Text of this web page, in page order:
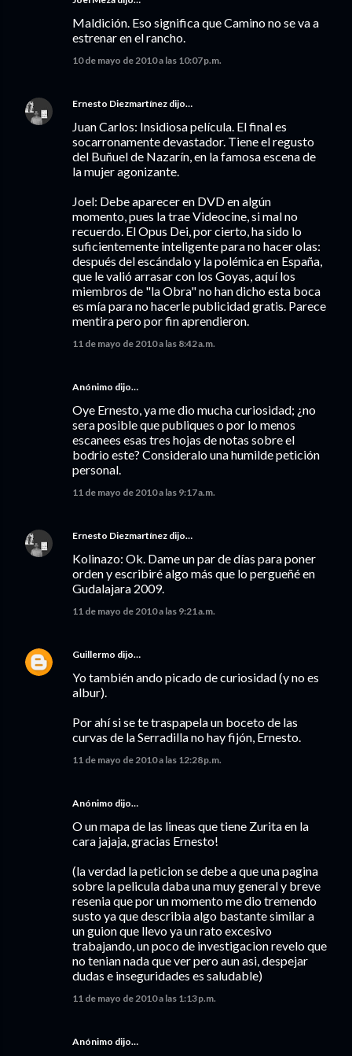
Maldición. Eso significa que Camino no se va a
estrenar en el rancho.
10 de mayo de 2010 a las 10:07 p.m.
Ernesto Diezmartínez dijo…
Juan Carlos: Insidiosa película. El final es
socarronamente devastador. Tiene el regusto
del Buñuel de Nazarín, en la famosa escena de
la mujer agonizante.
Joel: Debe aparecer en DVD en algún
momento, pues la trae Videocine, si mal no
recuerdo. El Opus Dei, por cierto, ha sido lo
suficientemente inteligente para no hacer olas:
después del escándalo y la polémica en España,
que le valió arrasar con los Goyas, aquí los
miembros de "la Obra" no han dicho esta boca
es mía para no hacerle publicidad gratis. Parece
mentira pero por fin aprendieron.
11 de mayo de 2010 a las 8:42 a.m.
Anónimo dijo…
Oye Ernesto, ya me dio mucha curiosidad; ¿no
sera posible que publiques o por lo menos
escanees esas tres hojas de notas sobre el
bodrio este? Consideralo una humilde petición
personal.
11 de mayo de 2010 a las 9:17 a.m.
Ernesto Diezmartínez dijo…
Kolinazo: Ok. Dame un par de días para poner
orden y escribiré algo más que lo pergueñé en
Gudalajara 2009.
11 de mayo de 2010 a las 9:21 a.m.
Guillermo dijo…
Yo también ando picado de curiosidad (y no es
albur).
Por ahí si se te traspapela un boceto de las
curvas de la Serradilla no hay fijón, Ernesto.
11 de mayo de 2010 a las 12:28 p.m.
Anónimo dijo…
O un mapa de las lineas que tiene Zurita en la
cara jajaja, gracias Ernesto!
(la verdad la peticion se debe a que una pagina
sobre la pelicula daba una muy general y breve
resenia que por un momento me dio tremendo
susto ya que describia algo bastante similar a
un guion que llevo ya un rato excesivo
trabajando, un poco de investigacion revelo que
no tenian nada que ver pero aun asi, despejar
dudas e inseguridades es saludable)
11 de mayo de 2010 a las 1:13 p.m.
Anónimo dijo…